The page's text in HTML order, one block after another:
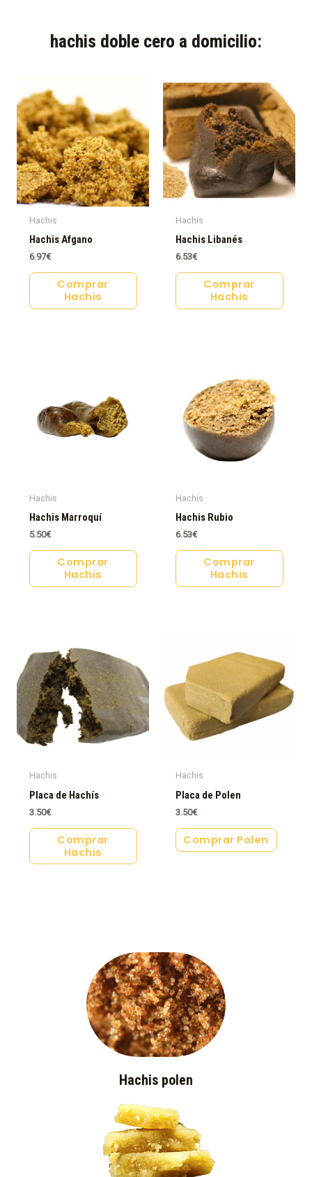
hachis doble cero a domicilio:​
Hachis
Hachis Afgano
6.97€
Comprar
Hachis
Hachis
Hachis Libanés
6.53€
Comprar
Hachis
Hachis
Hachis Marroquí
5.50€
Comprar
Hachis
Hachis
Hachis Rubio
6.53€
Comprar
Hachis
Hachis
Placa de Hachís
3.50€
Comprar
Hachis
Hachis
Placa de Polen
3.50€
Comprar Polen
Hachis polen